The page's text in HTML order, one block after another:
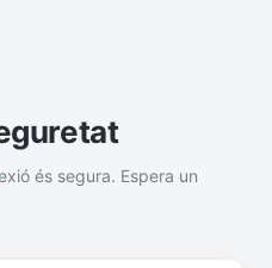
és segura. Espera un